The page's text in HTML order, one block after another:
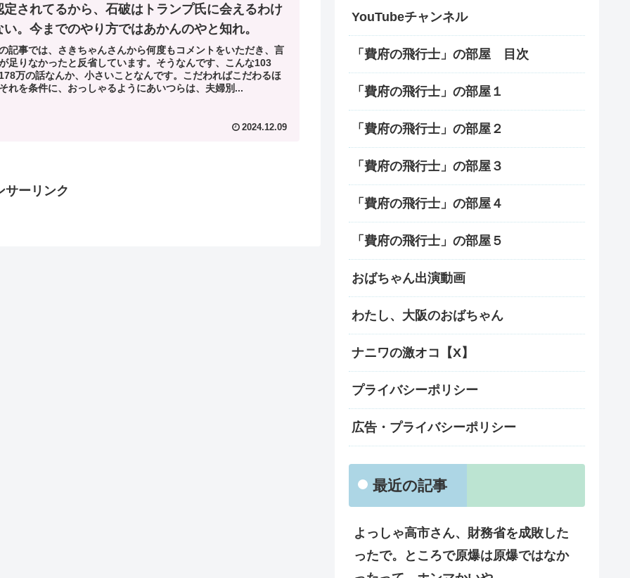
定されてるから、石破はトランプ氏に会えるわけ
い。今までのやり方ではあかんのやと知れ。
記事では、さきちゃんさんから何度もコメントをいただき、言
足りなかったと反省しています。そうなんです、こんな103
万の話なんか、小さいことなんです。こだわればこだわるほ
れを条件に、おっしゃるようにあいつらは、夫婦別...
2024.12.09
サーリンク
YouTubeチャンネル
「費府の飛行士」の部屋 目次
「費府の飛行士」の部屋１
「費府の飛行士」の部屋２
「費府の飛行士」の部屋３
「費府の飛行士」の部屋４
「費府の飛行士」の部屋５
おばちゃん出演動画
わたし、大阪のおばちゃん
ナニワの激オコ【X】
プライバシーポリシー
広告・プライバシーポリシー
最近の記事
よっしゃ高市さん、財務省を成敗した
ったで。ところで原爆は原爆ではなか